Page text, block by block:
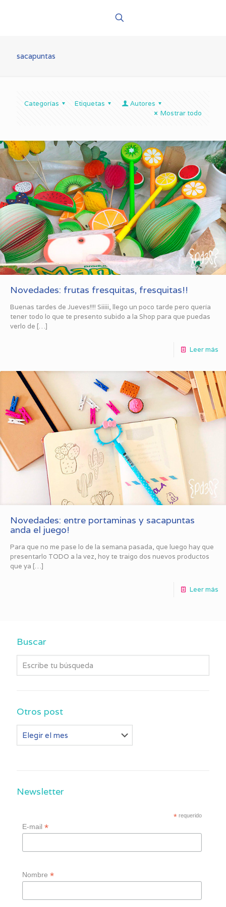
sacapuntas
Categorías Etiquetas
Autores
Mostrar todo
Novedades: frutas fresquitas, fresquitas!!
Buenas tardes de Jueves!!!! Siiiii, llego un poco tarde pero quería
tener todo lo que te presento subido a la Shop para que puedas
verlo de […]
Leer más
Novedades: entre portaminas y sacapuntas
anda el juego!
Para que no me pase lo de la semana pasada, que luego hay que
presentarlo TODO a la vez, hoy te traigo dos nuevos productos
que ya […]
Leer más
Buscar
Otros post
post
Newsletter
* requerido
E-mail*
Nombre*